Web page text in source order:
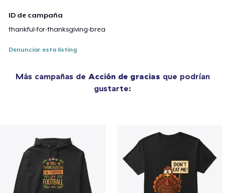
ID de campaña
thankful-for-thanksgiving-brea
Denunciar esta listing
Más campañas de Acción de gracias que podrían
gustarte: